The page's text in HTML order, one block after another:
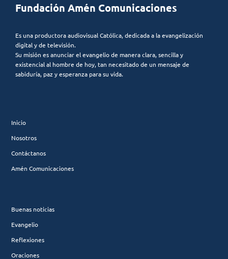
Fundación Amén Comunicaciones
Es una productora audiovisual Católica, dedicada a la evangelización
digital y de televisión.
Su misión es anunciar el evangelio de manera clara, sencilla y
existencial al hombre de hoy, tan necesitado de un mensaje de
sabiduría, paz y esperanza para su vida.
Inicio
Nosotros
Contáctanos
Amén Comunicaciones
Buenas noticias
Evangelio
Reflexiones
Oraciones